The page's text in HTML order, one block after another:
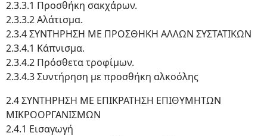
2.3.3.1 Προσθήκη σακχάρων.
2.3.3.2 Αλάτισμα.
2.3.4 ΣΥΝΤΗΡΗΣΗ ΜΕ ΠΡΟΣΘΗΚΗ ΑΛΛΩΝ ΣΥΣΤΑΤΙΚΩΝ
2.3.4.1 Κάπνισμα.
2.3.4.2 Πρόσθετα τροφίμων.
2.3.4.3 Συντήρηση με προσθήκη αλκοόλης
2.4 ΣΥΝΤΗΡΗΣΗ ΜΕ ΕΠΙΚΡΑΤΗΣΗ ΕΠΙΘΥΜΗΤΩΝ
ΜΙΚΡΟΟΡΓΑΝΙΣΜΩΝ
2.4.1 Εισαγωγή